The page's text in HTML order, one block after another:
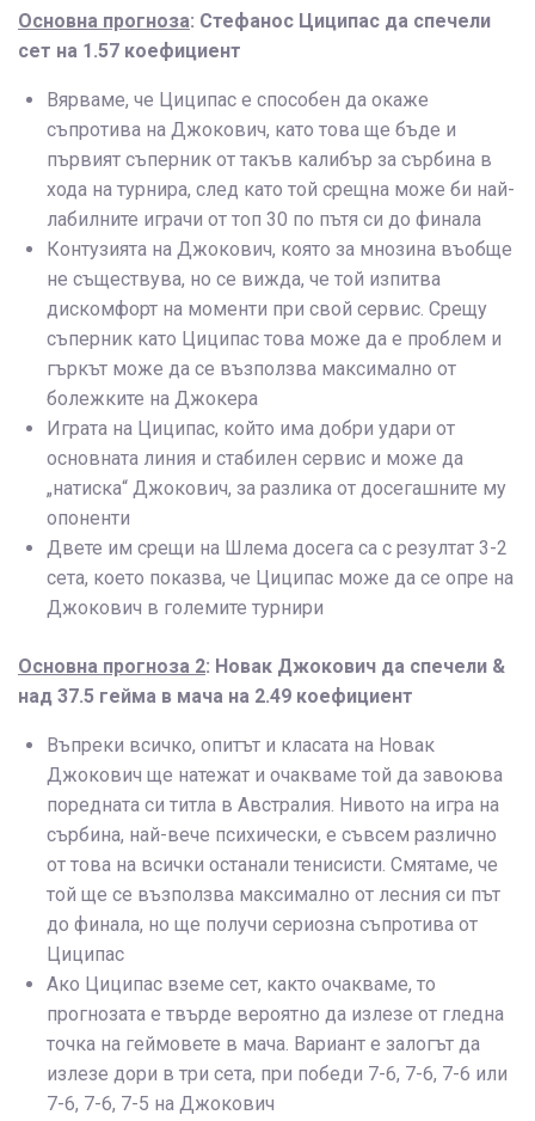
Основна прогноза: Стефанос Циципас да спечели
сет на 1.57 коефициент
Вярваме, че Циципас е способен да окаже
съпротива на Джокович, като това ще бъде и
първият съперник от такъв калибър за сърбина в
хода на турнира, след като той срещна може би най-
лабилните играчи от топ 30 по пътя си до финала
Контузията на Джокович, която за мнозина въобще
не съществува, но се вижда, че той изпитва
дискомфорт на моменти при свой сервис. Срещу
съперник като Циципас това може да е проблем и
гъркът може да се възползва максимално от
болежките на Джокера
Играта на Циципас, който има добри удари от
основната линия и стабилен сервис и може да
„натиска“ Джокович, за разлика от досегашните му
опоненти
Двете им срещи на Шлема досега са с резултат 3-2
сета, което показва, че Циципас може да се опре на
Джокович в големите турнири
Основна прогноза 2: Новак Джокович да спечели &
над 37.5 гейма в мача на 2.49 коефициент
Въпреки всичко, опитът и класата на Новак
Джокович ще натежат и очакваме той да завоюва
поредната си титла в Австралия. Нивото на игра на
сърбина, най-вече психически, е съвсем различно
от това на всички останали тенисисти. Смятаме, че
той ще се възползва максимално от лесния си път
до финала, но ще получи сериозна съпротива от
Циципас
Ако Циципас вземе сет, както очакваме, то
прогнозата е твърде вероятно да излезе от гледна
точка на геймовете в мача. Вариант е залогът да
излезе дори в три сета, при победи 7-6, 7-6, 7-6 или
7-6, 7-6, 7-5 на Джокович